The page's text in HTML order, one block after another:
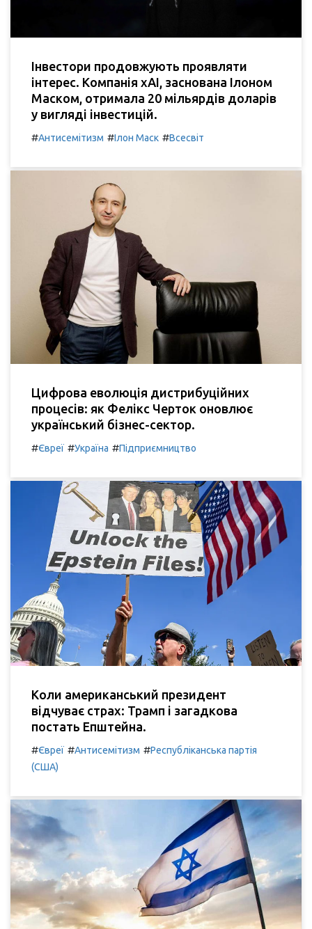
Інвестори продовжують проявляти
інтерес. Компанія xAI, заснована Ілоном
Маском, отримала 20 мільярдів доларів
у вигляді інвестицій.
#Антисемітизм #Ілон Маск #Всесвіт
Цифрова еволюція дистрибуційних
процесів: як Фелікс Черток оновлює
український бізнес-сектор.
#Євреї #Україна #Підприємництво
Коли американський президент
відчуває страх: Трамп і загадкова
постать Епштейна.
#Євреї #Антисемітизм #Республіканська партія
(США)